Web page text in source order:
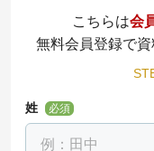
こちらは会
無料会員登録で資
姓 必須